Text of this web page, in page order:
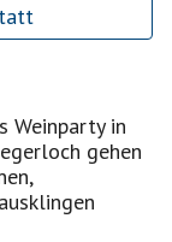
Weinparty in
gehen